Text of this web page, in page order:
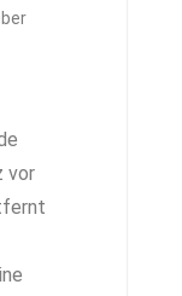
vor